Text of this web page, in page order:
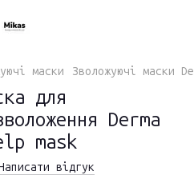
маски Зволожуючі маски
для
Derma
mask
відгук